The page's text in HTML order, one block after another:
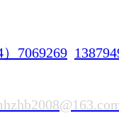
）7069269